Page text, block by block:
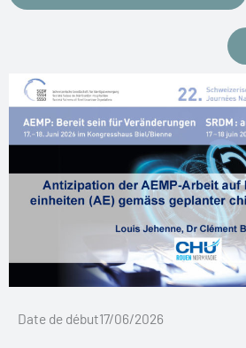
Date de début17/06/2026